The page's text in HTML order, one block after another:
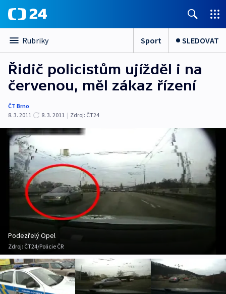
Rubriky Sport SLEDOVAT
Řidič policistům ujížděl i na
červenou, měl zákaz řízení
ČT Brno
8. 3. 2011
8. 3. 2011 | Zdroj: ČT24
Podezřelý Opel
Zdroj: ČT24/Policie ČR